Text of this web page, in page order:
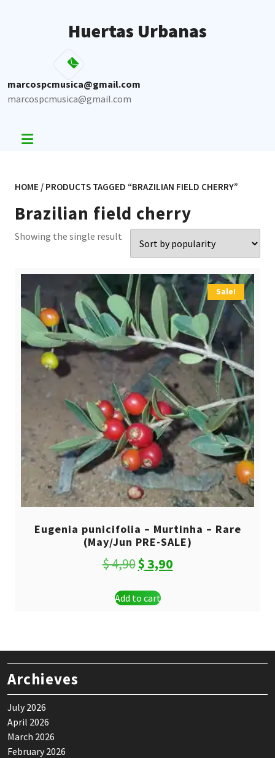
Huertas Urbanas
marcospcmusica@gmail.com
marcospcmusica@gmail.com
HOME / PRODUCTS TAGGED “BRAZILIAN FIELD CHERRY”
Brazilian field cherry
Showing the single result
Sale!
Eugenia punicifolia – Murtinha – Rare
(May/Jun PRE-SALE)
$4,90Original
was:
$3,90Current
Add to cart
Archieves
July 2026
April 2026
March 2026
February 2026